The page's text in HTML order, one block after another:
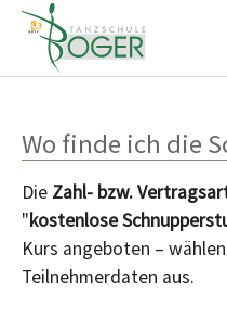
Wo finde ich die
Die Zahl- bzw.
"kostenlose
Kurs angeboten –
Teilnehmerdaten aus.